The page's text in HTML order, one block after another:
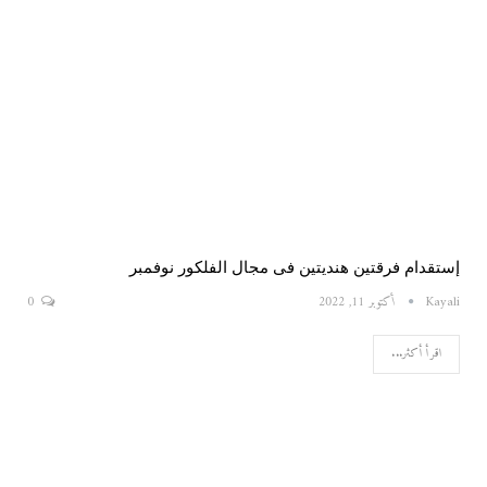
إستقدام فرقتين هنديتين فى مجال الفلكور نوفمبر
Kayali أكتوبر 11, 2022
اقرأ أكثر...